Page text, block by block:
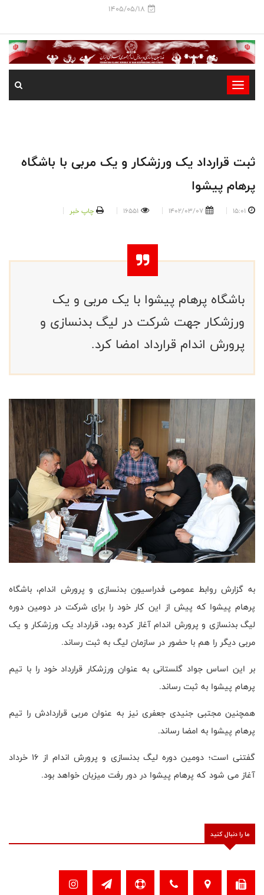
1405/05/18
-
-
-
ثبت قرارداد یک ورزشکار و یک مربی با باشگاه
پرهام پیشوا
15:01
1402/03/07
16551 چاپ خبر
باشگاه پرهام پیشوا با یک مربی و یک
ورزشکار جهت شرکت در لیگ بدنسازی و
پرورش اندام قرارداد امضا کرد.
به گزارش روابط عمومی فدراسیون بدنسازی و پرورش اندام، باشگاه
پرهام پیشوا که پیش از این کار خود را برای شرکت در دومین دوره
لیگ بدنسازی و پرورش اندام آغاز کرده بود، قرارداد یک ورزشکار و یک
مربی دیگر را هم با حضور در سازمان لیگ به ثبت رساند.
بر این اساس جواد گلستانی به عنوان ورزشکار قرارداد خود را با تیم
پرهام پیشوا به ثبت رساند.
همچنین مجتبی جنیدی جعفری نیز به عنوان مربی قراردادش را تیم
پرهام پیشوا به امضا رساند.
گفتنی است؛ دومین دوره لیگ بدنسازی و پرورش اندام از 16 خرداد
آغاز می شود که پرهام پیشوا در دور رفت میزبان خواهد بود.
ما را دنبال کنید